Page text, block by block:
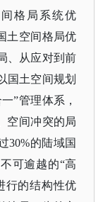
格局系统优
土空间格局优
、从应对到前
国土空间规划
”管理体系，
空间冲突的局
30%的陆域国
可逾越的“高
行的结构性优